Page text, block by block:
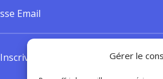
Gérer le
Inscrivez vous pour recevoir notre